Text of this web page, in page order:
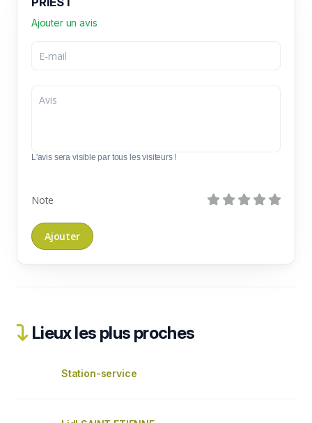
Ajouter un avis
L'avis sera visible par tous les visiteurs !
Note
Lieux les plus proches
Station-service